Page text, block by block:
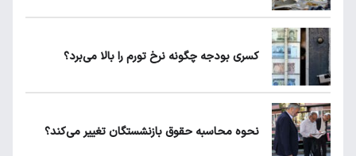
یارانه نقدی و کالابرگ این افراد حذف شد
کسری بودجه چگونه نرخ تورم را بالا می‌برد؟
نحوه محاسبه حقوق بازنشستگان تغییر می‌کند؟